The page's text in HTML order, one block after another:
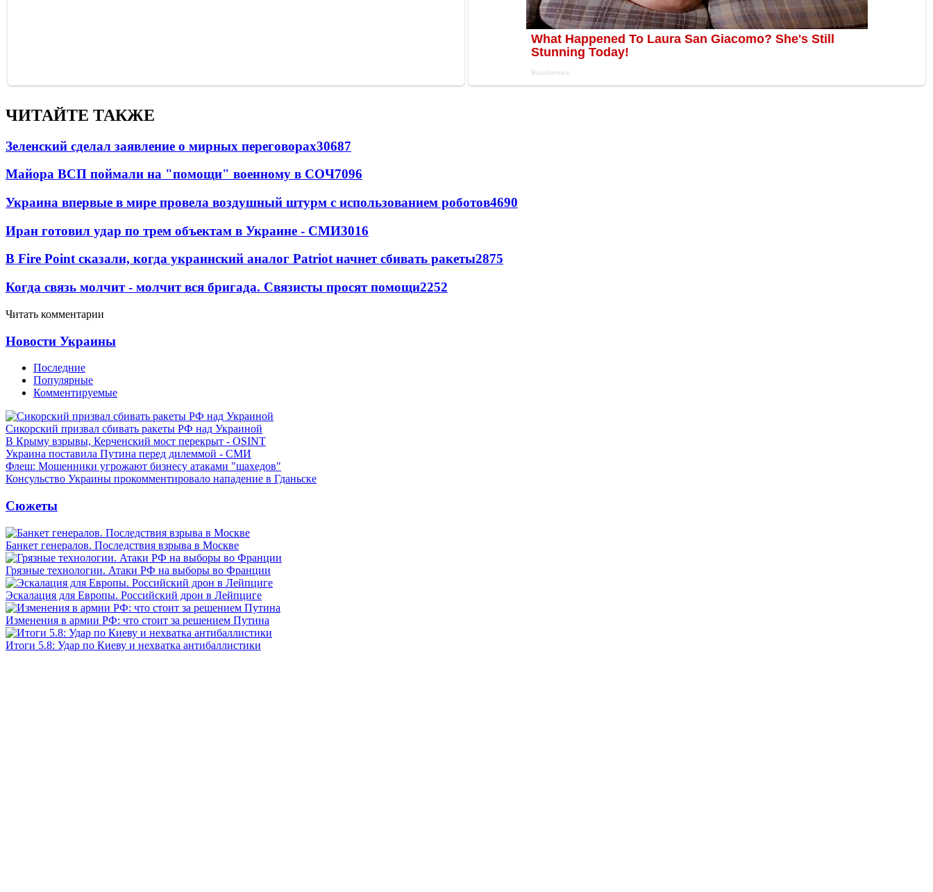
ЧИТАЙТЕ ТАКЖЕ
Зеленский сделал заявление о мирных переговорах30687
Майора ВСП поймали на "помощи" военному в СОЧ7096
Украина впервые в мире провела воздушный штурм с использованием роботов4690
Иран готовил удар по трем объектам в Украине - СМИ3016
В Fire Point сказали, когда украинский аналог Patriot начнет сбивать ракеты2875
Когда связь молчит - молчит вся бригада. Связисты просят помощи2252
Читать комментарии
Новости Украины
Последние
Популярные
Комментируемые
Сикорский призвал сбивать ракеты РФ над Украиной
В Крыму взрывы, Керченский мост перекрыт - OSINT
Украина поставила Путина перед дилеммой - СМИ
Флеш: Мошенники угрожают бизнесу атаками "шахедов"
Консульство Украины прокомментировало нападение в Гданьске
Сюжеты
Банкет генералов. Последствия взрыва в Москве
Грязные технологии. Атаки РФ на выборы во Франции
Эскалация для Европы. Российский дрон в Лейпциге
Изменения в армии РФ: что стоит за решением Путина
Итоги 5.8: Удар по Киеву и нехватка антибаллистики